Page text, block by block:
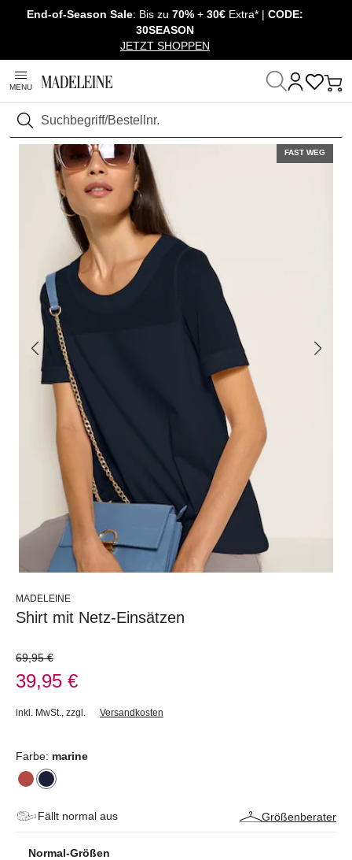
Überspringe Navigation, direkt zum Content
End-of-Season Sale: Bis zu 70% + 30€ Extra* | CODE:
30SEASON
JETZT SHOPPEN
MENU
Suchen
Startseite Mode Shirts & Tops
FAST WEG
MADELEINE
Shirt mit Netz-Einsätzen
69,95 €
39,95 €
inkl. MwSt. zzgl. Versandkosten
Farbe: marine
Fällt normal aus Größenberater
Normal-Größen